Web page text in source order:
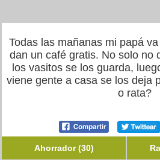
Todas las mañanas mi papá
dan un café gratis. No solo no
los vasitos se los guarda,
viene gente a casa se los deja
o rata?
Ahorrador (30)